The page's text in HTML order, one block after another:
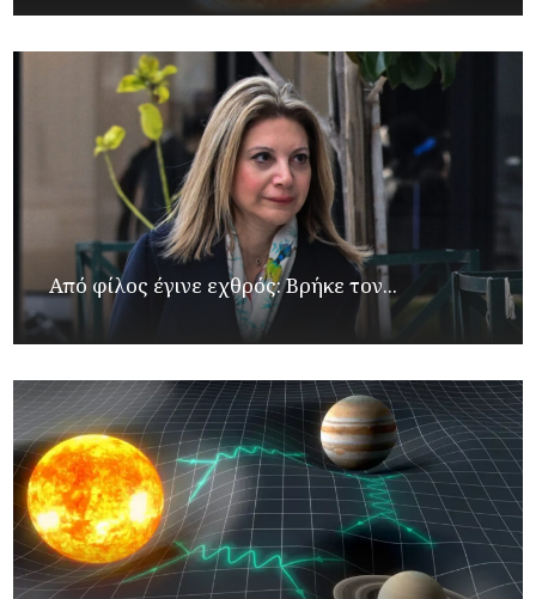
Από φίλος έγινε εχθρός: Βρήκε τον...